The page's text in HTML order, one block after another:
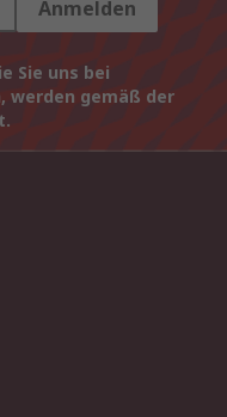
Anmelden
Sie uns bei
werden gemäß der